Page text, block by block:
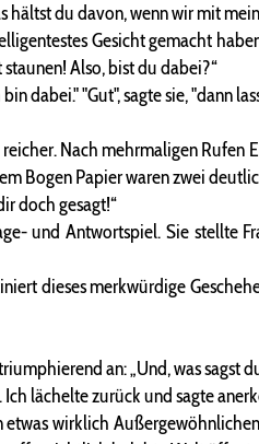
hältst du davon, wenn wir mit
Gesicht gemacht
Also, bist du dabei?“
dabei." "Gut", sagte sie, "dann
Nach mehrmaligen
Bogen Papier waren zwei
doch gesagt!“
und Antwortspiel. Sie
dieses merkwürdige
an: „Und, was sagst
lächelte zurück und sagte
etwas wirklich